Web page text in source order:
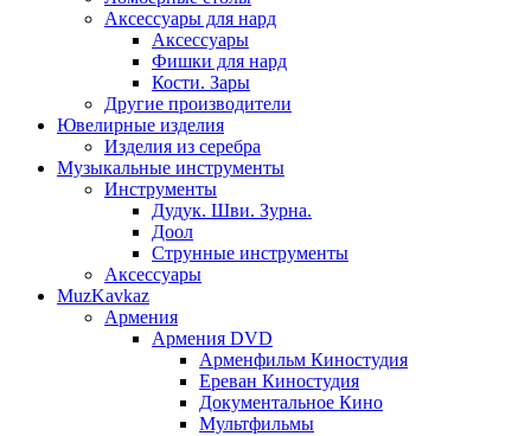
Аксессуары для нард
Аксессуары
Фишки для нард
Кости. Зары
Другие производители
Ювелирные изделия
Изделия из серебра
Музыкальные инструменты
Инструменты
Дудук. Шви. Зурна.
Доол
Струнные инструменты
Аксессуары
MuzKavkaz
Армения
Армения DVD
Арменфильм Киностудия
Ереван Киностудия
Документальное Кино
Мультфильмы